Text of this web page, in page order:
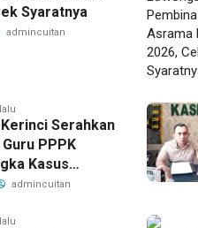
Syaratnya
admincuitan
Serahkan
PPPK
Kasus
Kejaksaan
admincuitan